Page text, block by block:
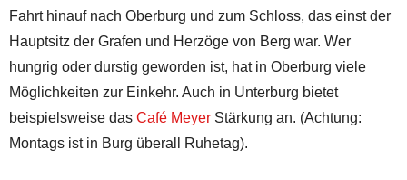
Fahrt hinauf nach Oberburg und zum Schloss, das einst der
Hauptsitz der Grafen und Herzöge von Berg war. Wer
hungrig oder durstig geworden ist, hat in Oberburg viele
Möglichkeiten zur Einkehr. Auch in Unterburg bietet
beispielsweise das Café Meyer Stärkung an. (Achtung:
Montags ist in Burg überall Ruhetag).